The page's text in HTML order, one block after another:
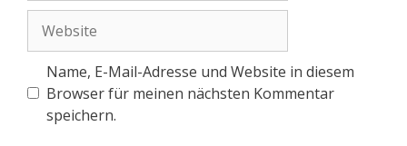
Name, E-Mail-Adresse und Website in diesem
Browser für meinen nächsten Kommentar
speichern.